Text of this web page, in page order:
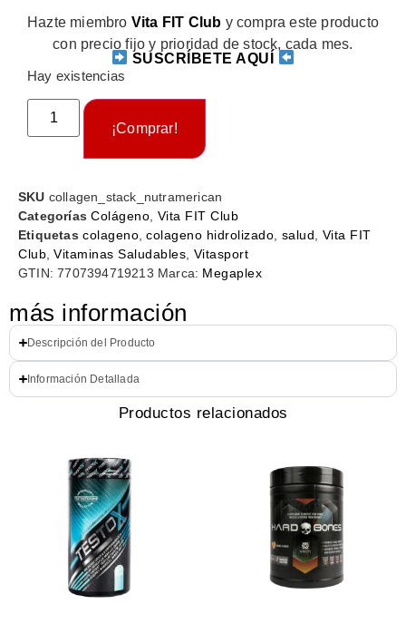
Hazte miembro Vita FIT Club y compra este producto
con precio fijo y prioridad de stock, cada mes.
SUSCRÍBETE AQUÍ
Hay existencias
¡Comprar!
SKU collagen_stack_nutramerican
Categorías Colágeno Vita FIT Club
Etiquetas colageno ,colageno hidrolizado salud
Vita FIT
Club ,Vitaminas Saludables Vitasport
GTIN:7707394719213 Marca: Megaplex
más información
Descripción del Producto
Información Detallada
Productos relacionados